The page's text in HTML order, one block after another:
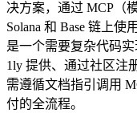
决方案，通过 MCP（
Solana 和 Base 链上
是一个需要复杂代码
1ly 提供、通过社区注
需遵循文档指引调用
付的全流程。